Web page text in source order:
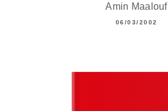
Amin Maalouf
06/03/2002